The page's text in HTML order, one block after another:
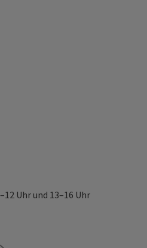
Uhr und 13–16 Uhr